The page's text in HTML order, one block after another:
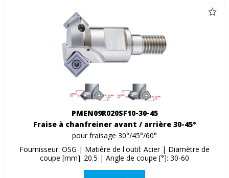
PMEN09R020SF10-30-45
Fraise à chanfreiner avant / arrière 30-45°
pour fraisage 30°/45°/60°
Fournisseur: OSG | Matière de l'outil: Acier | Diamètre de
coupe [mm]: 20.5 | Angle de coupe [°]: 30-60